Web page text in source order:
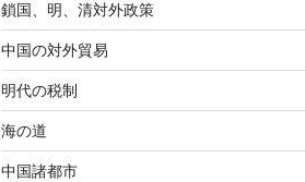
鎖国、明、清対外政策
中国の対外貿易
明代の税制
海の道
中国諸都市